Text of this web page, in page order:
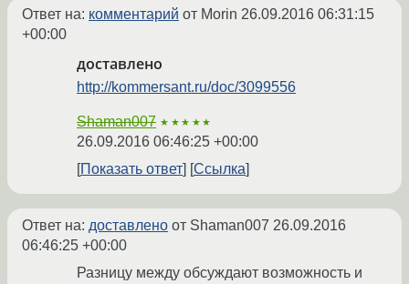
Ответ на: комментарий от Morin 26.09.2016 06:31:15
+00:00
доставлено
http://kommersant.ru/doc/3099556
Shaman007 ★★★★★
26.09.2016 06:46:25 +00:00
Показать ответ
Ссылка
Ответ на: доставлено от Shaman007 26.09.2016
06:46:25 +00:00
Разницу между обсуждают возможность и